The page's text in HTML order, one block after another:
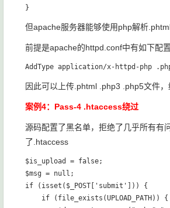
但apache服务器能够使用php解析
前提是apache的httpd.conf中有如下配
因此可以上传.phtml .php3 .php5文件
案例4：Pass-4 .htaccess绕过
源码配置了黑名单，拒绝了几乎所有有
了.htaccess
$is_upload = false;
$msg = null;
if (isset($_POST['submit'])) {
    if (file_exists(UPLOAD_PATH)) {